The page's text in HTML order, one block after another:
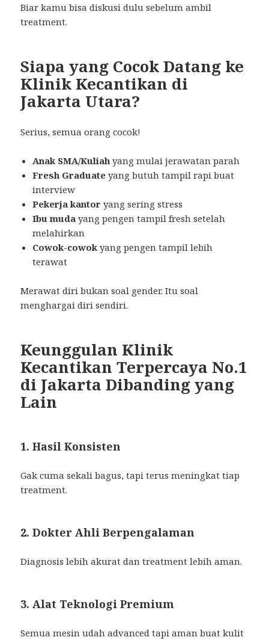
Biar kamu bisa diskusi dulu sebelum ambil
treatment.
Siapa yang Cocok Datang ke
Klinik Kecantikan di
Jakarta Utara?
Serius, semua orang cocok!
Anak SMA/Kuliah yang mulai jerawatan parah
Fresh Graduate yang butuh tampil rapi buat
interview
Pekerja kantor yang sering stress
Ibu muda yang pengen tampil fresh setelah
melahirkan
Cowok-cowok yang pengen tampil lebih
terawat
Merawat diri bukan soal gender. Itu soal
menghargai diri sendiri.
Keunggulan Klinik
Kecantikan Terpercaya No.1
di Jakarta Dibanding yang
Lain
1. Hasil Konsisten
Gak cuma sekali bagus, tapi terus meningkat tiap
treatment.
2. Dokter Ahli Berpengalaman
Diagnosis lebih akurat dan treatment lebih aman.
3. Alat Teknologi Premium
Semua mesin udah advanced tapi aman buat kulit